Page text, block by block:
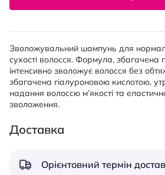
Зволожувальний шампунь для
сухості волосся. Формула, збагачена
інтенсивно зволожує волосся без
збагачена гіалуроновою кислотою,
надання волоссю м’якості та
зволоження.
Доставка
Орієнтовний термін